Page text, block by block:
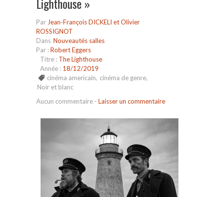
Par Jean-François DICKELI et Olivier
ROSSIGNOT
Dans Nouveautés salles
Par :Robert Eggers
Titre : The Lighthouse
Année : 18/12/2019
cinéma americain, cinéma de genre,
Noir et blanc
Aucun commentaire - Laisser un commentaire